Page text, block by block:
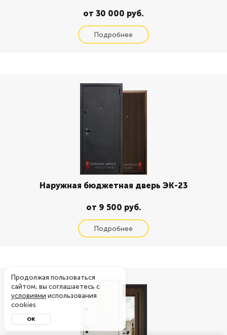
от 30 000 руб.
Наружная бюджетная дверь ЭК-23
от 9 500 руб.
Продолжая пользоваться
сайтом, вы соглашаетесь с
условиями использования
cookies
ОК